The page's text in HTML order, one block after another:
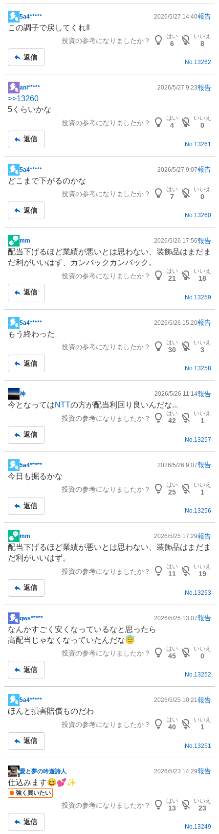
掲
示
事
5a4***** 2026/5/27 14:40報告
この調子で戻してくれ‼︎
投資の参考になりましたか？
はい
6
いいえ
8
返信
No.13262
掲
示
板
ani***** 2026/5/27 9:23報告
>>13260
5くらいかな
投資の参考になりましたか？
はい
4
いいえ
0
返信
No. 13261
掲
示
事
5a4***** 2026/5/27 9:07報告
どこまで下がるのかな
投資の参考になりましたか？
はい
7
いいえ
0
返信
No.13260
掲
示
板
mm 2026/5/26 17:56報告
配当下げるほど業績が悪いとは思わない、装飾品はまだま
だ利がいいはず、カンバックカンバック。
投資の参考になりましたか？
はい
21
いいえ
18
返信
No. 13259
掲
示
事
5a4***** 2026/5/26 15:20報告
もう終わった
投資の参考になりましたか？
はい
30
いいえ
3
返信
No.13258
掲
示
事
神 2026/5/26 11:14報告
今となってはNTTの方が配当利回り良いんだな...
投資の参考になりましたか？
はい
42
いいえ
1
返信
No. 13257
掲
示
事
5a4***** 2026/5/26 9:07報告
今日も掘るかな
投資の参考になりましたか？
はい
25
いいえ
1
返信
No.13256
掲
示
板
mm 2026/5/25 17:29報告
配当下げるほど業績が悪いとは思わない、装飾品はまだま
だ利がいいはず。
投資の参考になりましたか？
はい
11
いいえ
19
返信
No. 13253
掲
示
板
qws***** 2026/5/25 13:07報告
なんかすごく安くなっているなと思ったら
高配当じゃなくなっていたんだな😇
投資の参考になりましたか？
はい
45
いいえ
0
返信
No.13252
掲
示
事
5a4***** 2026/5/25 10:21報告
ほんと損害賠償ものだわ
投資の参考になりましたか？
はい
40
いいえ
1
返信
No. 13251
掲
示
板
愛と夢の吟遊詩人 2026/5/23 14:29報告
仕込みます😆💕✨
強く買いたい
投資の参考になりましたか？
はい
13
いいえ
23
返信
No.13249